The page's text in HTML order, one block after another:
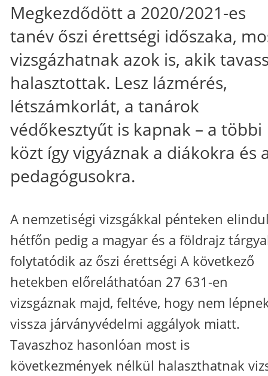
Megkezdődött a 2020/2021-es
tanév őszi érettségi időszaka,
vizsgázhatnak azok is, akik
halasztottak. Lesz lázmérés,
létszámkorlát, a tanárok
védőkesztyűt is kapnak – a többi
közt így vigyáznak a diákokra és
pedagógusokra.
A nemzetiségi vizsgákkal pénteken
hétfőn pedig a magyar és a földrajz
folytatódik az őszi érettségi A következő
hetekben előreláthatóan 27 631-en
vizsgáznak majd, feltéve, hogy nem
vissza járványvédelmi aggályok miatt.
Tavaszhoz hasonlóan most is
következmények nélkül halaszthatnak